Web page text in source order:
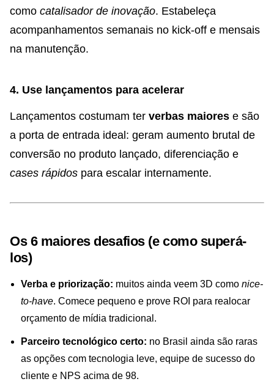
como catalisador de inovação. Estabeleça
acompanhamentos semanais no kick-off e mensais
na manutenção.
4. Use lançamentos para acelerar
Lançamentos costumam ter verbas maiores e são
a porta de entrada ideal: geram aumento brutal de
conversão no produto lançado, diferenciação e
cases rápidos para escalar internamente.
Os 6 maiores desafios (e como superá-
los)
Verba e priorização: muitos ainda veem 3D como nice-
to-have. Comece pequeno e prove ROI para realocar
orçamento de mídia tradicional.
Parceiro tecnológico certo: no Brasil ainda são raras
as opções com tecnologia leve, equipe de sucesso do
cliente e NPS acima de 98.